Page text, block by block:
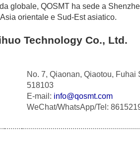
globale, QOSMT ha sede a
orientale e Sud-Est asiatico.
Technology Co., Ltd.
No. 7, Qiaonan, Qiaotou,
518103
E-mail: info@qosmt.com
WeChat/WhatsApp/Tel: